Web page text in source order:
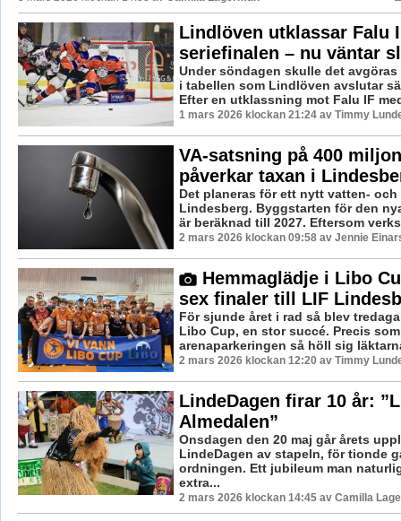
Lindlöven utklassar Falu
seriefinalen – nu väntar
Under söndagen skulle det
i tabellen som Lindlöven avslutar
Efter en utklassning mot Falu IF
1 mars 2026 klockan 21:24 av Timmy
VA-satsning på 400
påverkar taxan i
Det planeras för ett nytt vatten-
Lindesberg. Byggstarten för den
är beräknad till 2027. Eftersom
2 mars 2026 klockan 09:58 av Jennie
Hemmaglädje i Libo
sex finaler till LIF
För sjunde året i rad så blev
Libo Cup, en stor succé. Precis som
arenaparkeringen så höll sig
2 mars 2026 klockan 12:20 av Timmy
LindeDagen firar 10 år:
Almedalen”
Onsdagen den 20 maj går årets
LindeDagen av stapeln, för tionde
ordningen. Ett jubileum man
extra...
2 mars 2026 klockan 14:45 av Camilla